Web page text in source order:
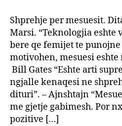
Shprehje per mesuesit.
Marsi. “Teknologjia eshte
bere qe femijet te punojne
motivohen, mesuesi eshte
Bill Gates “Eshte arti
ngjalle kenaqesi ne
dituri”. – Ajnshtajn
me gjetje gabimesh. Por
pozitive […]